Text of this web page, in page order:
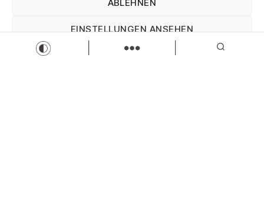
ABLEHNEN
EINSTELLUNGEN ANSEHEN
Impressum Impressum
HAWE Hydraulik
Industriemechaniker/-in
Praktikum